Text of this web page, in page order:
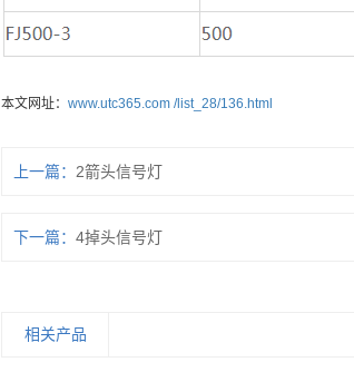
本文网址：www.utc365.com /list_28/136.html
上一篇： 2箭头信号灯
下一篇：4掉头信号灯
相关产品